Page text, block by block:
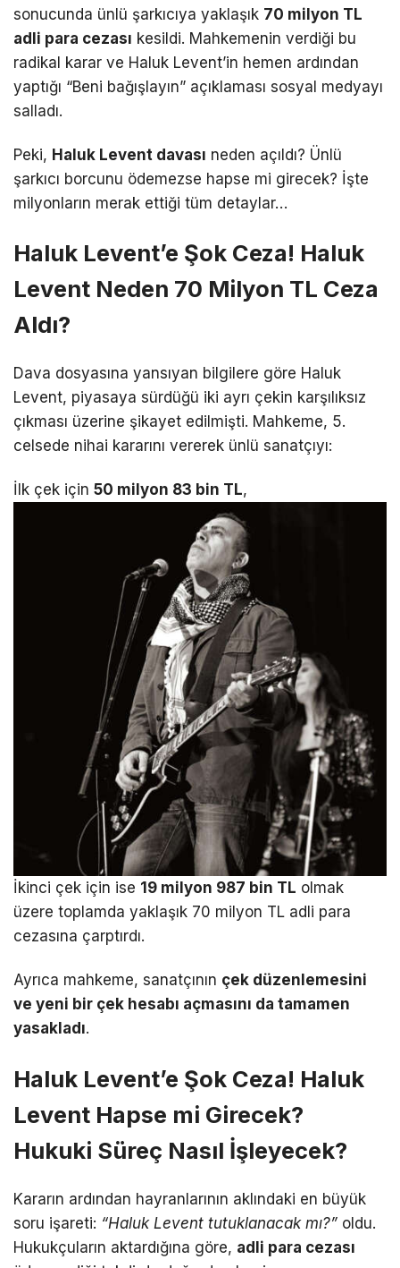
sonucunda ünlü şarkıcıya yaklaşık 70 milyon TL
adli para cezası kesildi. Mahkemenin verdiği bu
radikal karar ve Haluk Levent’in hemen ardından
yaptığı “Beni bağışlayın” açıklaması sosyal medyayı
salladı.
Peki, Haluk Levent davası neden açıldı? Ünlü
şarkıcı borcunu ödemezse hapse mi girecek? İşte
milyonların merak ettiği tüm detaylar…
Haluk Levent’e Şok Ceza! Haluk
Levent Neden 70 Milyon TL Ceza
Aldı?
Dava dosyasına yansıyan bilgilere göre Haluk
Levent, piyasaya sürdüğü iki ayrı çekin karşılıksız
çıkması üzerine şikayet edilmişti. Mahkeme, 5.
celsede nihai kararını vererek ünlü sanatçıyı:
İlk çek için 50 milyon 83 bin TL,
İkinci çek için ise 19 milyon 987 bin TL olmak
üzere toplamda yaklaşık 70 milyon TL adli para
cezasına çarptırdı.
Ayrıca mahkeme, sanatçının çek düzenlemesini
ve yeni bir çek hesabı açmasını da tamamen
yasakladı.
Haluk Levent’e Şok Ceza! Haluk
Levent Hapse mi Girecek?
Hukuki Süreç Nasıl İşleyecek?
Kararın ardından hayranlarının aklındaki en büyük
soru işareti: “Haluk Levent tutuklanacak mı?” oldu.
Hukukçuların aktardığına göre, adli para cezası